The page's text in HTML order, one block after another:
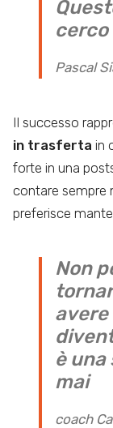
Pascal
Il successo
in trasferta in
forte in una
contare sempre
preferisce
Non
avere
è una
mai
coach